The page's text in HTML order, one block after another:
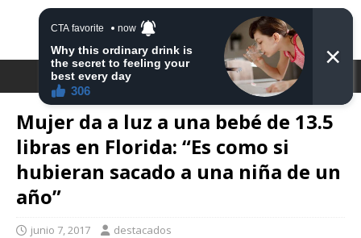
DESTACA2
Mujer da a luz a una bebé de 13.5
libras en Florida: “Es como si
hubieran sacado a una niña de un
año”
junio 7, 2017 destacados